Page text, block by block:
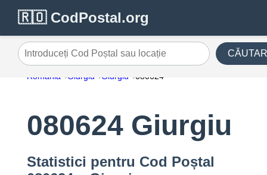
🇷🇴 CodPostal.org
Introduceți Cod Poștal sau locație
România Giurgiu Giurgiu 080624
080624 Giurgiu
Statistici pentru Cod Poștal